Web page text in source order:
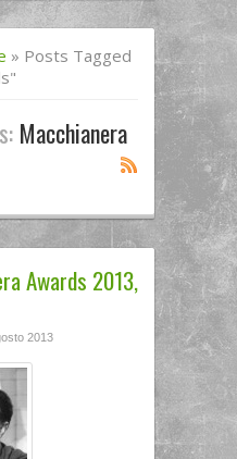
» Posts Tagged
Macchianera
Awards 2013,
2013